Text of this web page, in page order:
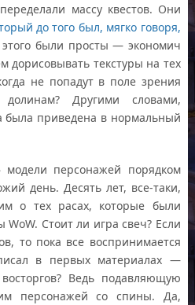
массу квестов. Они
до того был, мягко говоря,
были просты — экономич
дорисовывать текстуры на тех
не попадут в поле зрения
Другими словами,
была приведена в нормальный
персонажей порядком
день. Десять лет, все-таки,
о тех расах, которые были
Стоит ли игра свеч? Если
то пока все воспринимается
в первых материалах —
Ведь подавляющую
персонажей со спины. Да,